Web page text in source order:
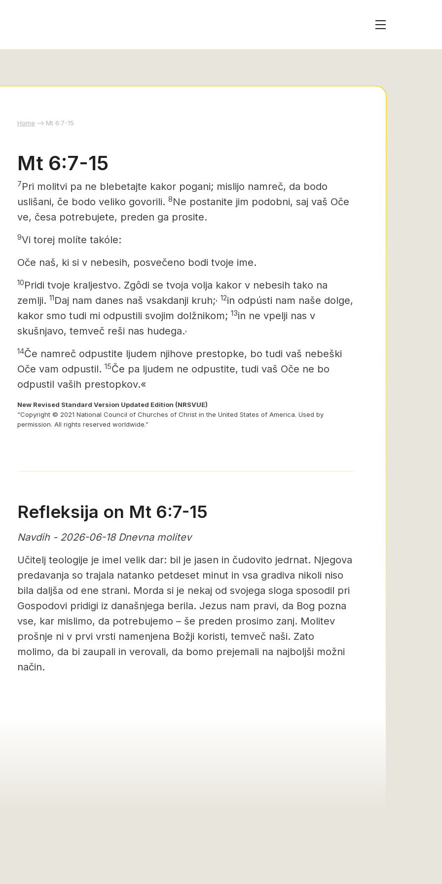
Home Mt 6:7-15
Mt 6:7-15
7Pri molitvi pa ne blebetajte kakor pogani; mislijo namreč, da bodo
uslišani, če bodo veliko govorili. 8Ne postanite jim podobni, saj vaš Oče
ve, česa potrebujete, preden ga prosite.
9Vi torej molíte takóle:
Oče naš, ki si v nebesih, posvečeno bodi tvoje ime.
10Pridi tvoje kraljestvo. Zgôdi se tvoja volja kakor v nebesih tako na
zemlji. 11Daj nam danes naš vsakdanji kruh; 12in odpústi nam naše dolge,
kakor smo tudi mi odpustili svojim dolžnikom; 13in ne vpelji nas v
skušnjavo, temveč reši nas hudega.
14Če namreč odpustite ljudem njihove prestopke, bo tudi vaš nebeški
Oče vam odpustil. 15Če pa ljudem ne odpustite, tudi vaš Oče ne bo
odpustil vaših prestopkov.«
New Revised Standard Version Updated Edition (NRSVUE)
“Copyright © 2021 National Council of Churches of Christ in the United States of America. Used by
permission. All rights reserved worldwide.”
Refleksija on Mt 6:7-15
Navdih - 2026-06-18 Dnevna molitev
Učitelj teologije je imel velik dar: bil je jasen in čudovito jedrnat. Njegova
predavanja so trajala natanko petdeset minut in vsa gradiva nikoli niso
bila daljša od ene strani. Morda si je nekaj od svojega sloga sposodil pri
Gospodovi pridigi iz današnjega berila. Jezus nam pravi, da Bog pozna
vse, kar mislimo, da potrebujemo – še preden prosimo zanj. Molitev
prošnje ni v prvi vrsti namenjena Božji koristi, temveč naši. Zato
molimo, da bi zaupali in verovali, da bomo prejemali na najboljši možni
način.